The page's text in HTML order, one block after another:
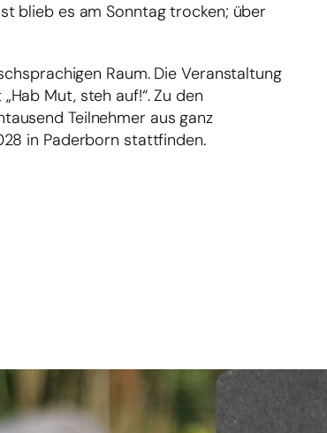
blieb es am Sonntag trocken; über
Raum. Die Veranstaltung
Mut, steh auf!“. Zu den
Teilnehmer aus ganz
in Paderborn stattfinden.